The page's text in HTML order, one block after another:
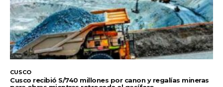
CUSCO
Cusco recibió S/740 millones por canon y regalías mineras